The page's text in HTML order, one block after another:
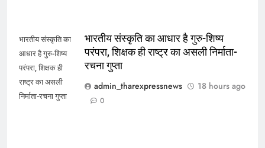
भारतीय संस्कृति का
आधार है गुरु-शिष्य
परंपरा, शिक्षक ही
राष्ट्र का असली
निर्माता-रचना गुप्ता
भारतीय संस्कृति का आधार है गुरु-शिष्य
परंपरा, शिक्षक ही राष्ट्र का असली निर्माता-
रचना गुप्ता
admin_tharexpressnews
18 hours ago
0